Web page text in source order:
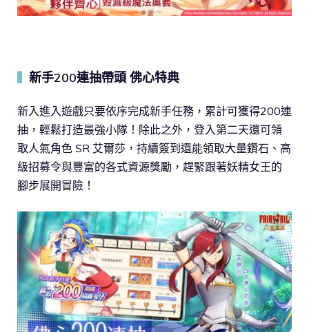
新手200連抽帶頭 佛心特典
新入進入遊戲只要依序完成新手任務，累計可獲得200連
抽，輕鬆打造最強小隊！除此之外，登入第二天還可領
取人氣角色 SR 艾爾莎，持續簽到還能領取大量鑽石、高
級招募令與豐富的各式資源獎勵，趕緊跟著妖精女王的
腳步展開冒險！